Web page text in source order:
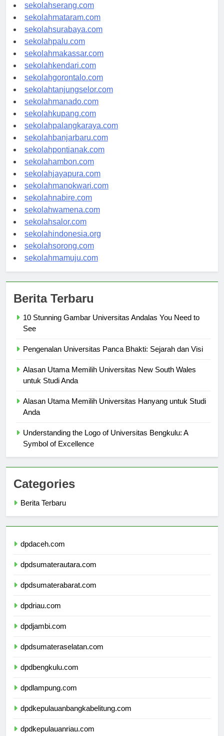
sekolahpekanbaru.com
sekolahserang.com
sekolahmataram.com
sekolahsurabaya.com
sekolahpalu.com
sekolahmakassar.com
sekolahkendari.com
sekolahgorontalo.com
sekolahtanjungselor.com
sekolahmanado.com
sekolahkupang.com
sekolahpalangkaraya.com
sekolahbanjarbaru.com
sekolahpontianak.com
sekolahambon.com
sekolahjayapura.com
sekolahmanokwari.com
sekolahnabire.com
sekolahwamena.com
sekolahsalor.com
sekolahindonesia.org
sekolahsorong.com
10 Stunning Gambar Universitas Andalas You Need to
Alasan Utama Memilih Universitas New South Wales
Alasan Utama Memilih Universitas Hanyang untuk Studi
Understanding the Logo of Universitas Bengkulu: A
Categories